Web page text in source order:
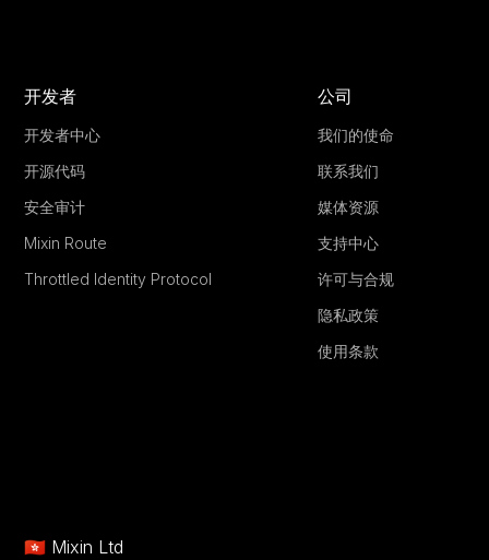
开发者
开发者中心
开源代码
安全审计
Mixin Route
Throttled Identity Protocol
公司
我们的使命
联系我们
媒体资源
支持中心
许可与合规
隐私政策
使用条款
🇭🇰 Mixin Ltd